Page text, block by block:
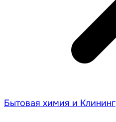
Бытовая химия и Клининг